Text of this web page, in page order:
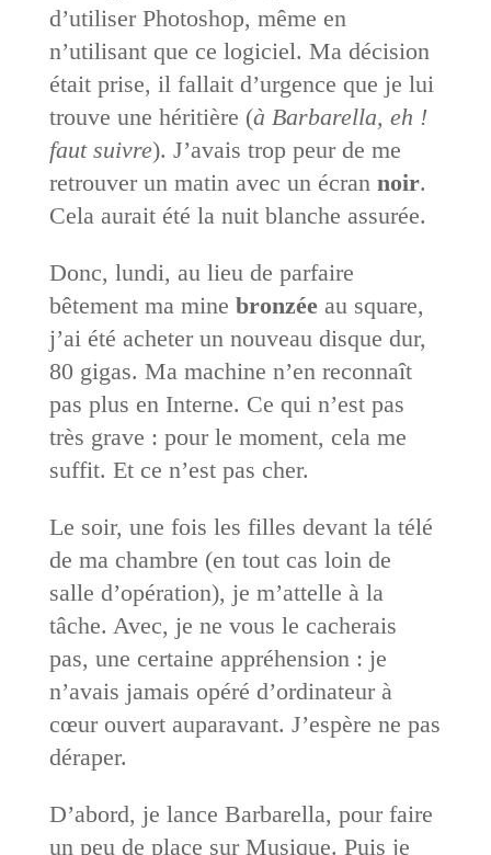
d’utiliser Photoshop, même en
n’utilisant que ce logiciel. Ma décision
était prise, il fallait d’urgence que je lui
trouve une héritière (à Barbarella, eh !
faut suivre). J’avais trop peur de me
retrouver un matin avec un écran noir.
Cela aurait été la nuit blanche assurée.
Donc, lundi, au lieu de parfaire
bêtement ma mine bronzéeau square,
j’ai été acheter un nouveau disque dur,
80 gigas. Ma machine n’en reconnaît
pas plus en Interne. Ce qui n’est pas
très grave : pour le moment, cela me
suffit. Et ce n’est pas cher.
Le soir, une fois les filles devant la télé
de ma chambre (en tout cas loin de
salle d’opération), je m’attelle à la
tâche. Avec, je ne vous le cacherais
pas, une certaine appréhension : je
n’avais jamais opéré d’ordinateur à
cœur ouvert auparavant. J’espère ne pas
déraper.
D’abord, je lance Barbarella, pour faire
un peu de place sur Musique. Puis je